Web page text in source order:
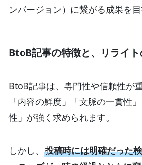
ンバージョン）に繋がる成果を目
BtoB記事の特徴と、リライ
BtoB記事は、専門性や信頼性が
「内容の鮮度」「文脈の一貫性
性」が強く求められます。
しかし、 投稿時には明確だった